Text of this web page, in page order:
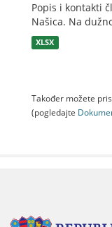
Popis i kontakti
Našica. Na
XLSX
Također možete
(pogledajte